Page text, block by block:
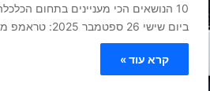
10 הנושאים הכי מעניינים בתחום
ביום שישי 26 ספטמבר 2025: טראמפ מטיל מכס של 100% על…
קרא עוד »